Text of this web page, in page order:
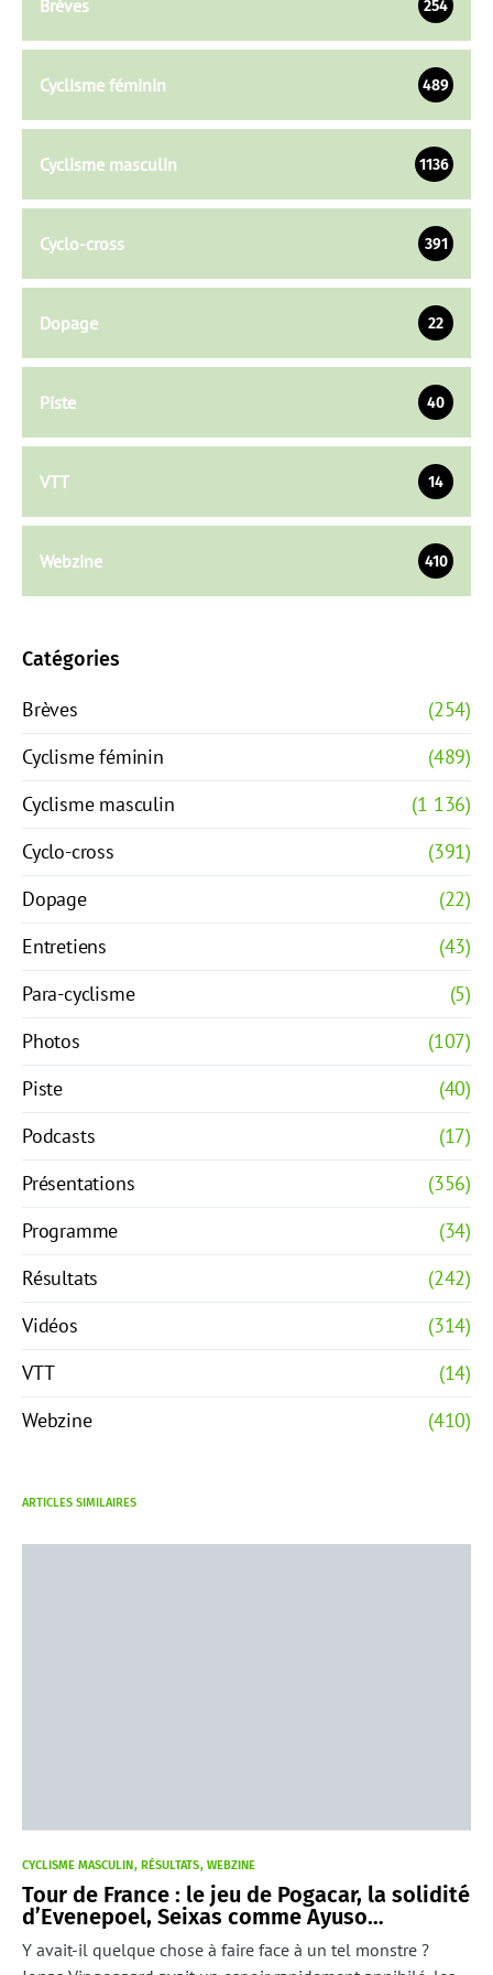
Brèves 254
Cyclisme féminin 489
Cyclisme masculin 1136
Cyclo-cross 391
Dopage 22
Piste 40
VTT 14
Webzine 410
Catégories
Brèves
(254)
Cyclisme féminin
(489)
Cyclisme masculin
(1 136)
Cyclo-cross
(391)
Dopage
(22)
Entretiens
(43)
Para-cyclisme
(5)
Photos
(107)
Piste
(40)
Podcasts
(17)
Présentations
(356)
Programme
(34)
Résultats
(242)
Vidéos
(314)
VTT
(14)
Webzine
(410)
ARTICLES SIMILAIRES
CYCLISME MASCULIN RÉSULTATS WEBZINE
Tour de France : le jeu de Pogacar, la solidité
d’Evenepoel, Seixas comme Ayuso…
Y avait-il quelque chose à faire face à un tel monstre ?